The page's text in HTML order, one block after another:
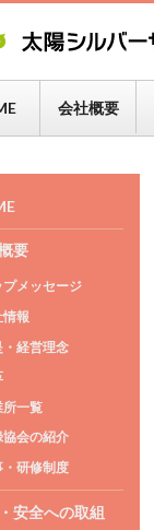
会社概要
要
プメッセージ
報
・経営理念
所一覧
協会の紹介
・研修制度
安全への取組